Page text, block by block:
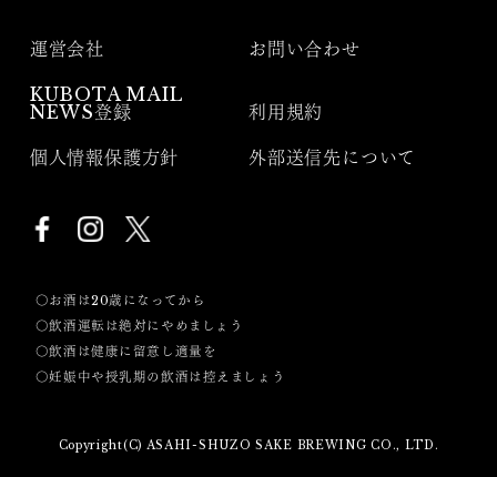
運営会社 お問い合わせ
KUBOTA MAIL
NEWS登録
利用規約
個人情報保護方針 外部送信先について
〇お酒は20歳になってから
〇飲酒運転は絶対にやめましょう
〇飲酒は健康に留意し適量を
〇妊娠中や授乳期の飲酒は控えましょう
Copyright(C) ASAHI-SHUZO SAKE BREWING CO., LTD.